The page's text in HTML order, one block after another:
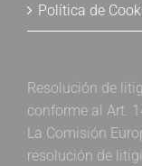
Política de
Resolución de
conforme al Art.
La Comisión
resolución de